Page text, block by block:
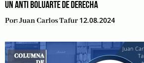
UN ANTI BOLUARTE DE DERECHA
Por:Juan Carlos Tafur 12.08.2024